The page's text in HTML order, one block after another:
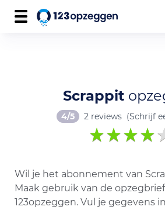
Scrappit
4/5 2 reviews (Schrijf
Wil je het abonnement van
Maak gebruik van de
123opzeggen. Vul je gegevens